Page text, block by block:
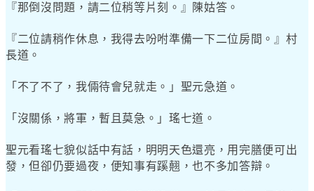
『那倒沒問題，請二位稍等片刻。』陳姑答。
『二位請稍作休息，我得去吩咐準備一下二位房間。』村
長道。
「不了不了，我倆待會兒就走。」聖元急道。
「沒關係，將軍，暫且莫急。」瑤七道。
聖元看瑤七貌似話中有話，明明天色還亮，用完膳便可出
發，但卻仍要過夜，便知事有蹊翹，也不多加答辯。